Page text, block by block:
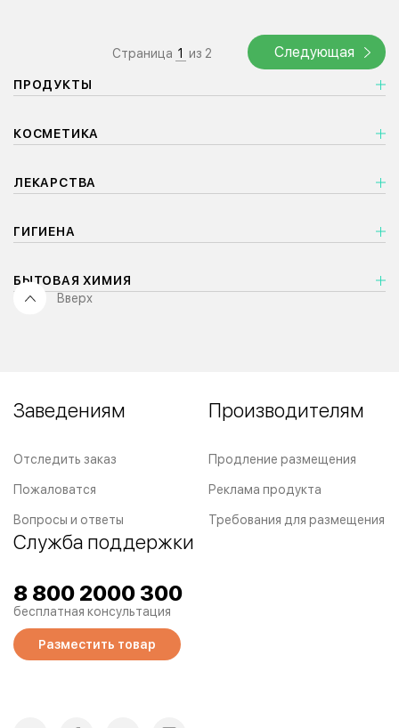
Следующая
Страница 1 из 2
ПРОДУКТЫ
КОСМЕТИКА
ЛЕКАРСТВА
ГИГИЕНА
БЫТОВАЯ ХИМИЯ
Вверх
Заведениям
Отследить заказ
Пожаловатся
Вопросы и ответы
Производителям
Продление размещения
Реклама продукта
Требования для размещения
Служба поддержки
8 800 2000 300
бесплатная консультация
Разместить товар